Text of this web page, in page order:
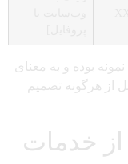
بوده و به معنای
از هرگونه تصمیم
از خدمات